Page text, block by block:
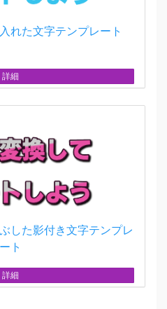
れた文字テンプレート
詳細
した影付き文字テンプレ
ート
詳細